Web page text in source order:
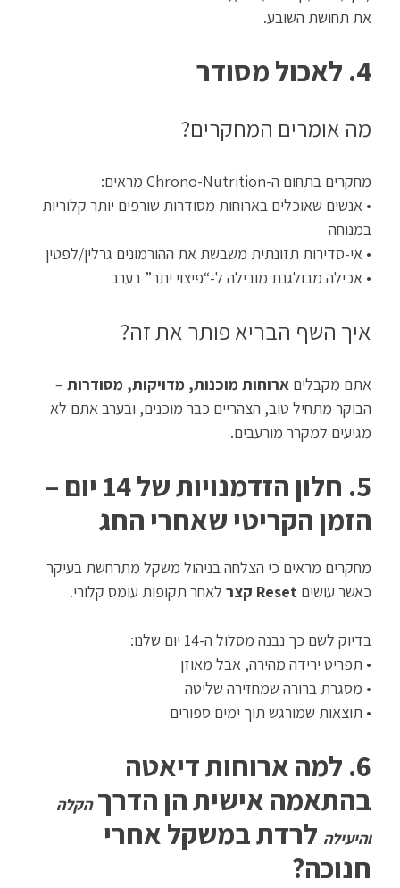
את תחושת השובע.
4. לאכול מסודר
מה אומרים המחקרים?
מחקרים בתחום ה-Chrono-Nutrition מראים:
• אנשים שאוכלים בארוחות מסודרות שורפים יותר קלוריות
במנוחה
• אי-סדירות תזונתית משבשת את ההורמונים גרלין/לפטין
• אכילה מבולגנת מובילה ל-“פיצוי יתר” בערב
איך השף הבריא פותר את זה?
אתם מקבלים ארוחות מוכנות, מדויקות, מסודרות –
הבוקר מתחיל טוב, הצהריים כבר מוכנים, ובערב אתם לא
מגיעים למקרר מורעבים.
5. חלון הזדמנויות של 14 יום –
הזמן הקריטי שאחרי החג
מחקרים מראים כי הצלחה בניהול משקל מתרחשת בעיקר
כאשר עושים Reset קצר לאחר תקופות עומס קלורי.
בדיוק לשם כך נבנה מסלול ה-14 יום שלנו:
• תפריט ירידה מהירה, אבל מאוזן
• מסגרת ברורה שמחזירה שליטה
• תוצאות שמורגש תוך ימים ספורים
6. למה ארוחות דיאטה
בהתאמה אישית הן הדרךהקלה
והיעילה לרדת במשקל אחרי
חנוכה?